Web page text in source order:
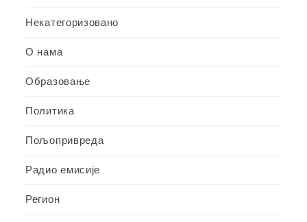
Некатегоризовано
О нама
Образовање
Политика
Пољопривреда
Радио емисије
Регион